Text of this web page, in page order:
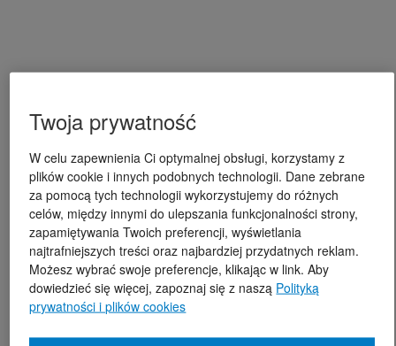
Twoja prywatność
W celu zapewnienia Ci optymalnej obsługi, korzystamy z
plików cookie i innych podobnych technologii. Dane zebrane
za pomocą tych technologii wykorzystujemy do różnych
celów, między innymi do ulepszania funkcjonalności strony,
zapamiętywania Twoich preferencji, wyświetlania
najtrafniejszych treści oraz najbardziej przydatnych reklam.
Możesz wybrać swoje preferencje, klikając w link. Aby
dowiedzieć się więcej, zapoznaj się z naszą Polityką
prywatności i plików cookies